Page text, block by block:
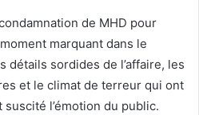
de MHD pour
marquant dans le
détails sordides de l’affaire, les
et le climat de terreur qui ont
l’émotion du public.